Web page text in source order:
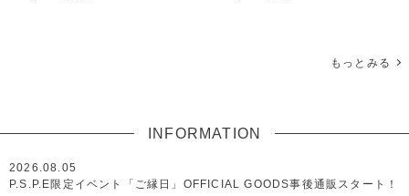
もっとみる
INFORMATION
2026.08.05
P.S.P.E限定イベント「ご縁日」OFFICIAL GOODS事後通販スタート！